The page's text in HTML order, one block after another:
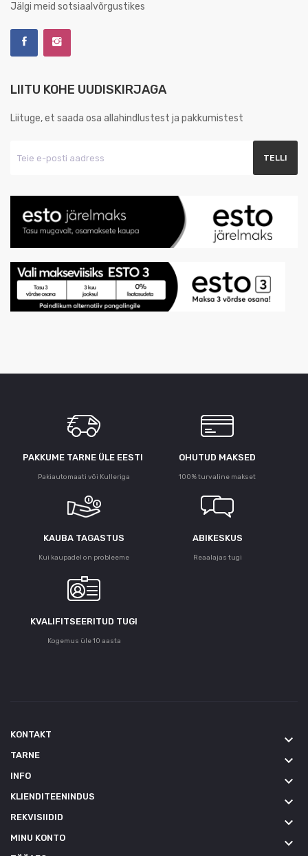
Jälgi meid sotsiaalvõrgustikes
LIITU KOHE UUDISKIRJAGA
Liituge, et saada osa allahindlustest ja pakkumistest
PAKKUME TARNE ÜLE ЕESTI
Pakiautomaati või Kulleriga
OHUTUD MAKSED
100% turvaline makset
KAUBA TAGASTUS
Kui kaupadel on probleeme
ABIKESKUS
Reaalajas tugi
KVALIFITSEERITUD TUGI
Kogemus üle 10 aasta
KONTAKT keyboard_arrow_down
TARNE keyboard_arrow_down
INFO keyboard_arrow_down
KLIENDITEENINDUS keyboard_arrow_down
REKVISIIDID keyboard_arrow_down
MINU KONTO keyboard_arrow_down